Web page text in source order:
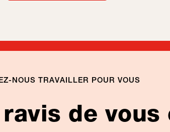
NOUS TRAVAILLER POUR VOUS
de